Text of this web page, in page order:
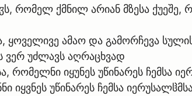
რომელ ქმნილ არიან მზესა ქუეშე,
ყოველივე ამაო და გამორჩევა
ვერ უძლავს აღრაცხვად
იყუნეს უწინარეს ჩემსა
იყვნეს უწინარეს ჩემსა